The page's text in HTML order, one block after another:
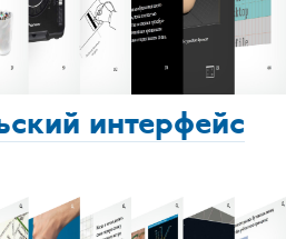
интерфейс